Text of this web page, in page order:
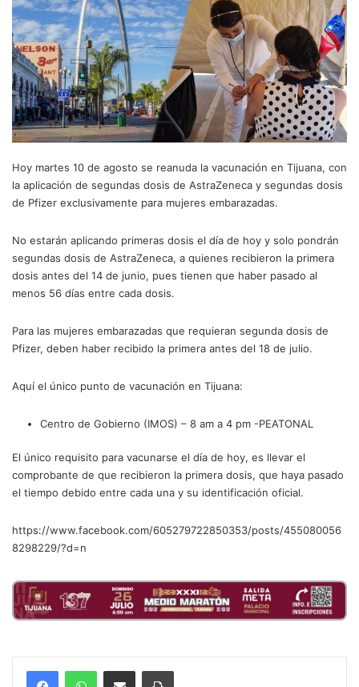
Hoy martes 10 de agosto se reanuda la vacunación en Tijuana, con
la aplicación de segundas dosis de AstraZeneca y segundas dosis
de Pfizer exclusivamente para mujeres embarazadas.
No estarán aplicando primeras dosis el día de hoy y solo pondrán
segundas dosis de AstraZeneca, a quienes recibieron la primera
dosis antes del 14 de junio, pues tienen que haber pasado al
menos 56 días entre cada dosis.
Para las mujeres embarazadas que requieran segunda dosis de
Pfizer, deben haber recibido la primera antes del 18 de julio.
Aquí el único punto de vacunación en Tijuana:
Centro de Gobierno (IMOS) – 8 am a 4 pm -PEATONAL
El único requisito para vacunarse el día de hoy, es llevar el
comprobante de que recibieron la primera dosis, que haya pasado
el tiempo debido entre cada una y su identificación oficial.
https://www.facebook.com/605279722850353/posts/455080056
8298229/?d=n
Compartir por correo electrónicoImprimir